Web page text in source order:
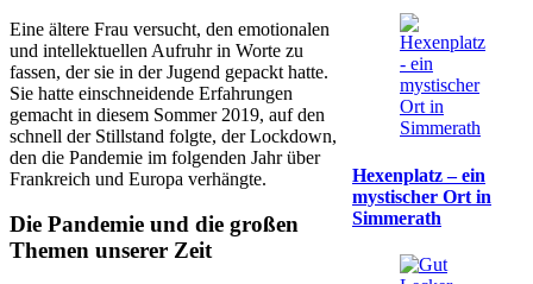
Eine ältere Frau versucht, den emotionalen
und intellektuellen Aufruhr in Worte zu
fassen, der sie in der Jugend gepackt hatte.
Sie hatte einschneidende Erfahrungen
gemacht in diesem Sommer 2019, auf den
schnell der Stillstand folgte, der Lockdown,
den die Pandemie im folgenden Jahr über
Frankreich und Europa verhängte.
Die Pandemie und die großen
Themen unserer Zeit
Hexenplatz – ein
mystischer Ort in
Simmerath